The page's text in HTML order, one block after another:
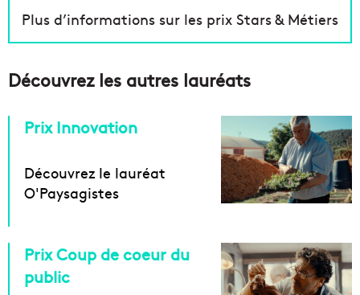
Plus d’informations sur les prix Stars & Métiers
Découvrez les autres lauréats
Prix Innovation
Découvrez le lauréat
O'Paysagistes
Prix Coup de coeur du
public